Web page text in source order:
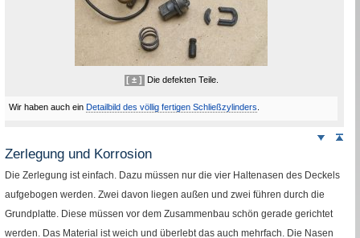
[ ± ] Die defekten Teile.
Wir haben auch ein Detailbild des völlig fertigen Schließzylinders
Weiter
Zerlegung und Korrosion
Die Zerlegung ist einfach. Dazu müssen nur die vier Haltenasen des Deckels
aufgebogen werden. Zwei davon liegen außen und zwei führen durch die
Grundplatte. Diese müssen vor dem Zusammenbau schön gerade gerichtet
werden. Das Material ist weich und überlebt das auch mehrfach. Die Nasen